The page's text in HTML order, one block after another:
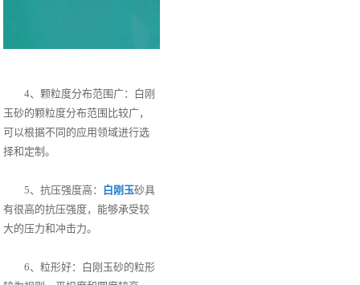
4、颗粒度分布范围广：白刚
玉砂的颗粒度分布范围比较广，
可以根据不同的应用领域进行选
择和定制。
5、抗压强度高： 白刚玉砂具
有很高的抗压强度，能够承受较
大的压力和冲击力。
6、粒形好：白刚玉砂的粒形